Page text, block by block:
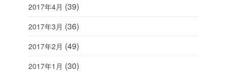
2017年4月 (39)
2017年3月 (36)
2017年2月 (49)
2017年1月 (30)